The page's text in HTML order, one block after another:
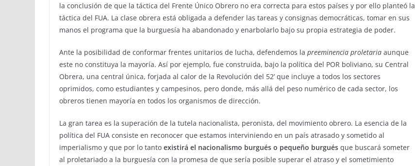
la conclusión de que la táctica del Frente Único Obrero no era correcta para estos países y por ello planteó la
táctica del FUA. La clase obrera está obligada a defender las tareas y consignas democráticas, tomar en sus
manos el programa que la burguesía ha abandonado y enarbolarlo bajo su propia estrategia de poder.
Ante la posibilidad de conformar frentes unitarios de lucha, defendemos la preeminencia proletaria aunque
este no constituya la mayoría. Así por ejemplo, fue construida, bajo la política del POR boliviano, su Central
Obrera, una central única, forjada al calor de la Revolución del 52’ que incluye a todos los sectores
oprimidos, como estudiantes y campesinos, pero donde, más allá del peso numérico de cada sector, los
obreros tienen mayoría en todos los organismos de dirección.
La gran tarea es la superación de la tutela nacionalista, peronista, del movimiento obrero. La esencia de la
política del FUA consiste en reconocer que estamos interviniendo en un país atrasado y sometido al
imperialismo y que por lo tanto existirá el nacionalismo burgués o pequeño burgués que buscará someter
al proletariado a la burguesía con la promesa de que sería posible superar el atraso y el sometimiento